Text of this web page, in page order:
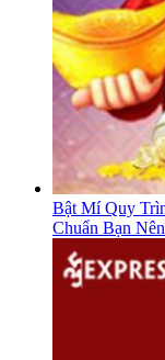
Bật Mí Quy
Chuẩn Bạn